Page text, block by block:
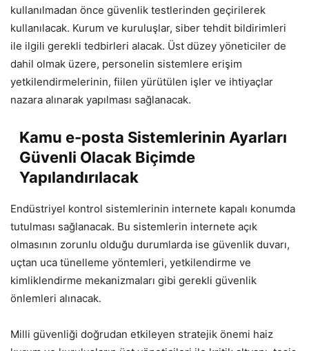
kullanılmadan önce güvenlik testlerinden geçirilerek
kullanılacak. Kurum ve kuruluşlar, siber tehdit bildirimleri
ile ilgili gerekli tedbirleri alacak. Üst düzey yöneticiler de
dahil olmak üzere, personelin sistemlere erişim
yetkilendirmelerinin, fiilen yürütülen işler ve ihtiyaçlar
nazara alınarak yapılması sağlanacak.
Kamu e-posta Sistemlerinin Ayarları
Güvenli Olacak Biçimde
Yapılandırılacak
Endüstriyel kontrol sistemlerinin internete kapalı konumda
tutulması sağlanacak. Bu sistemlerin internete açık
olmasının zorunlu olduğu durumlarda ise güvenlik duvarı,
uçtan uca tünelleme yöntemleri, yetkilendirme ve
kimliklendirme mekanizmaları gibi gerekli güvenlik
önlemleri alınacak.
Milli güvenliği doğrudan etkileyen stratejik önemi haiz